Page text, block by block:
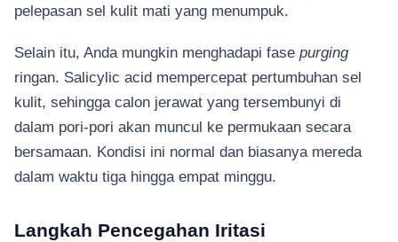
pelepasan sel kulit mati yang menumpuk.
Selain itu, Anda mungkin menghadapi fase purging
ringan. Salicylic acid mempercepat pertumbuhan sel
kulit, sehingga calon jerawat yang tersembunyi di
dalam pori-pori akan muncul ke permukaan secara
bersamaan. Kondisi ini normal dan biasanya mereda
dalam waktu tiga hingga empat minggu.
Langkah Pencegahan Iritasi